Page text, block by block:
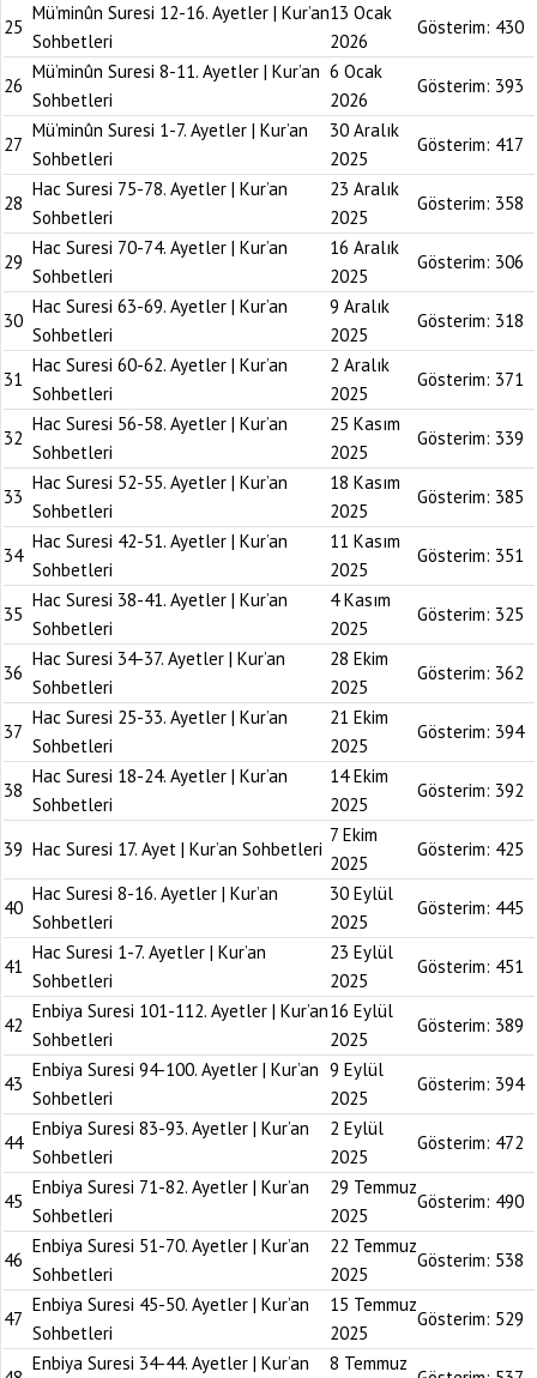
25
Mü’minûn Suresi 12-16. Ayetler | Kur’an
Sohbetleri
13 Ocak
2026
Gösterim: 430
26
Mü’minûn Suresi 8-11. Ayetler | Kur’an
Sohbetleri
6 Ocak
2026
Gösterim: 393
27
Mü’minûn Suresi 1-7. Ayetler | Kur’an
Sohbetleri
30 Aralık
2025
Gösterim: 417
28
Hac Suresi 75-78. Ayetler | Kur’an
Sohbetleri
23 Aralık
2025
Gösterim: 358
29
Hac Suresi 70-74. Ayetler | Kur’an
Sohbetleri
16 Aralık
2025
Gösterim: 306
30
Hac Suresi 63-69. Ayetler | Kur’an
Sohbetleri
9 Aralık
2025
Gösterim: 318
31
Hac Suresi 60-62. Ayetler | Kur’an
Sohbetleri
2 Aralık
2025
Gösterim: 371
32
Hac Suresi 56-58. Ayetler | Kur’an
Sohbetleri
25 Kasım
2025
Gösterim: 339
33
Hac Suresi 52-55. Ayetler | Kur’an
Sohbetleri
18 Kasım
2025
Gösterim: 385
34
Hac Suresi 42-51. Ayetler | Kur’an
Sohbetleri
11 Kasım
2025
Gösterim: 351
35
Hac Suresi 38-41. Ayetler | Kur’an
Sohbetleri
4 Kasım
2025
Gösterim: 325
36
Hac Suresi 34-37. Ayetler | Kur’an
Sohbetleri
28 Ekim
2025
Gösterim: 362
37
Hac Suresi 25-33. Ayetler | Kur’an
Sohbetleri
21 Ekim
2025
Gösterim: 394
38
Hac Suresi 18-24. Ayetler | Kur’an
Sohbetleri
14 Ekim
2025
Gösterim: 392
39 Hac Suresi 17. Ayet | Kur’an Sohbetleri
7 Ekim
2025
Gösterim: 425
40
Hac Suresi 8-16. Ayetler | Kur’an
Sohbetleri
30 Eylül
2025
Gösterim: 445
41
Hac Suresi 1-7. Ayetler | Kur’an
Sohbetleri
23 Eylül
2025
Gösterim: 451
42
Enbiya Suresi 101-112. Ayetler | Kur’an
Sohbetleri
16 Eylül
2025
Gösterim: 389
43
Enbiya Suresi 94-100. Ayetler | Kur’an
Sohbetleri
9 Eylül
2025
Gösterim: 394
44
Enbiya Suresi 83-93. Ayetler | Kur’an
Sohbetleri
2 Eylül
2025
Gösterim: 472
45
Enbiya Suresi 71-82. Ayetler | Kur’an
Sohbetleri
29 Temmuz
2025
Gösterim: 490
46
Enbiya Suresi 51-70. Ayetler | Kur’an
Sohbetleri
22 Temmuz
2025
Gösterim: 538
47
Enbiya Suresi 45-50. Ayetler | Kur’an
Sohbetleri
15 Temmuz
2025
Gösterim: 529
Enbiya Suresi 34-44. Ayetler | Kur’an 8 Temmuz